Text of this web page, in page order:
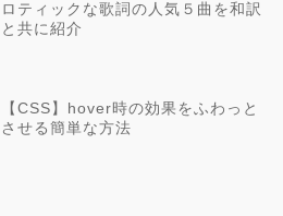
ロティックな歌詞の人気５曲を和訳
と共に紹介
【CSS】hover時の効果をふわっと
させる簡単な方法